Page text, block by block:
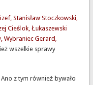
Stanisław Stoczkowski,
Cieślok, Łukaszewski
Wybraniec Gerard,
wszelkie sprawy
z tym również bywało